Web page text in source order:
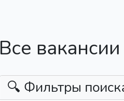
Все
🔍 Фильтры